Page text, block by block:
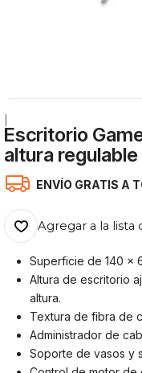
Escritorio
altura
ENVÍO GRATIS A
Agregar a la lista
Superficie de 140 x
Altura de escritorio
altura.
Textura de fibra de
Administrador de
Soporte de vasos y